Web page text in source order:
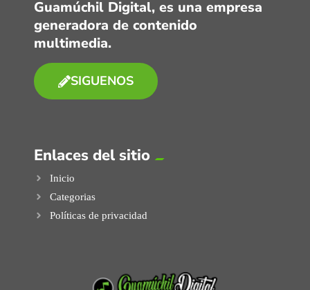
Guamúchil Digital, es una empresa
generadora de contenido
multimedia.
SIGUENOS
Enlaces del sitio
Inicio
Categorias
Políticas de privacidad